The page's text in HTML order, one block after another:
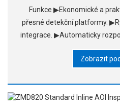
Funkce ▶Ekonomické a
přesné detekční platformy.
integrace. ▶Automaticky
Zobrazit